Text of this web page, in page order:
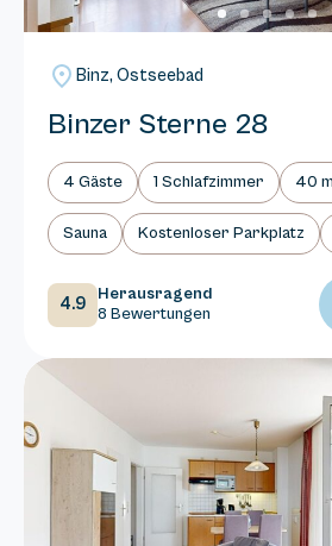
Binz, Ostseebad
Binzer Sterne 28
4 Gäste 1 Schlafzimmer 40
Sauna Kostenloser Parkplatz
4.9
Herausragend
8 Bewertungen